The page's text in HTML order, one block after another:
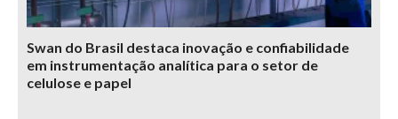
Swan do Brasil destaca inovação e confiabilidade
em instrumentação analítica para o setor de
celulose e papel